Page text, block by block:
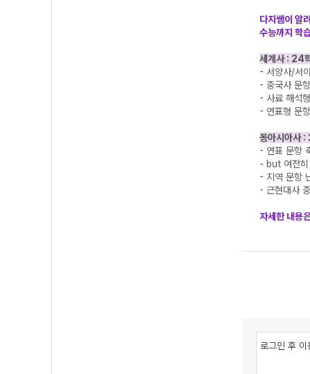
다지쌤이 알
수능까지 학
세계사 : 24
- 서양사/서
- 중국사 문
- 사료 해석
- 연표형 문
동아시아사
- 연표 문항
- but 여전히
- 지역 문항
- 근현대사
자세한 내용